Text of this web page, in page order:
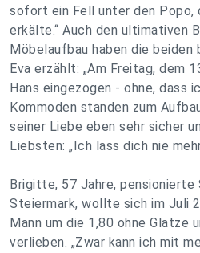
sofort ein Fell unter den Popo,
erkälte.“ Auch den ultimativen
Möbelaufbau haben die
Eva erzählt: „Am Freitag, dem
Hans eingezogen - ohne, dass
Kommoden standen zum
seiner Liebe eben sehr sicher
Liebsten: „Ich lass dich nie
Brigitte, 57 Jahre, pensionierte
Steiermark, wollte sich im Juli
Mann um die 1,80 ohne Glatze
verlieben. „Zwar kann ich mit